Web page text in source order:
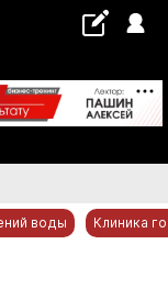
воды Клиника